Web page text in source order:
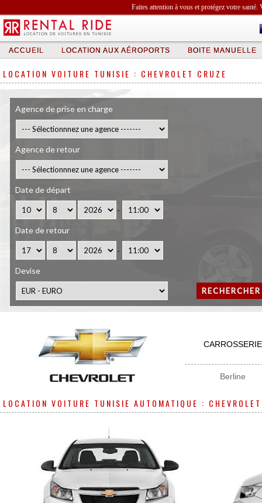
Faites attention à vous et protégez votre
ACCUEIL LOCATION AUX AÉROPORTS BOITE MANUELLE
LOCATION VOITURE TUNISIE : CHEVROLET CRUZE
Agence de prise en charge
Agence de retour
Date de départ
-
Date de retour
-
Devise
RECHERCHER
CARROSSERIE
Berline
LOCATION VOITURE TUNISIE AUTOMATIQUE :